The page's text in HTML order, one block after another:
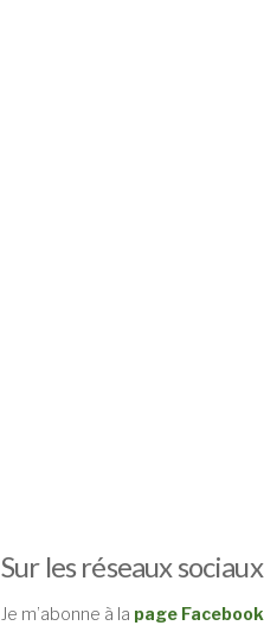
Sur les réseaux sociaux
Je m’abonne à la page Facebook